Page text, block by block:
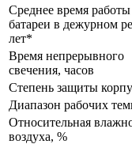
Среднее время работы
батареи в дежурном
лет*
Время непрерывного
свечения, часов
Степень защиты
Диапазон рабочих
Относительная
воздуха, %